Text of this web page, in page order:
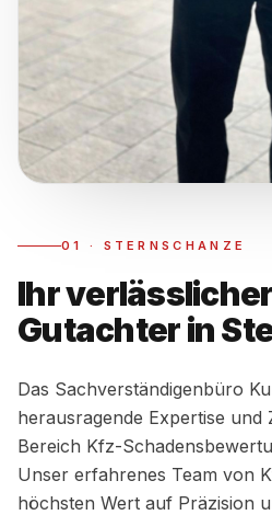
01 · STERNSCHANZE
Ihr
Gutachter in
Das Sachverständigenbüro
herausragende Expertise und
Bereich Kfz-
Unser erfahrenes Team von
höchsten Wert auf Präzision